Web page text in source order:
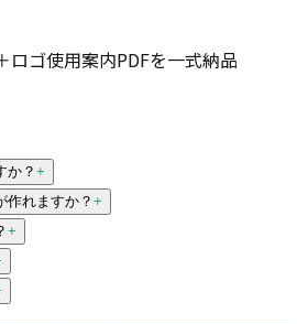
ロゴ使用案内PDFを一式納品
か？ +
作れますか？ +
+